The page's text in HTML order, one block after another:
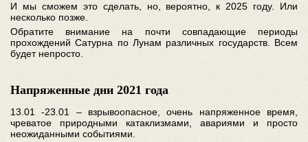
И мы сможем это сделать, но, вероятно, к 2025 году. Или
несколько позже.
Обратите внимание на почти совпадающие периоды
прохождений Сатурна по Лунам различных государств. Всем
будет непросто.
Напряженные дни 2021 года
13.01 -23.01 – взрывоопасное, очень напряженное время,
чреватое природными катаклизмами, авариями и просто
неожиданными событиями.